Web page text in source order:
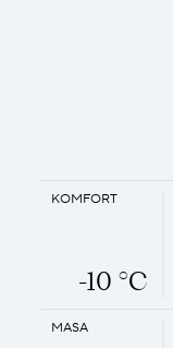
MASA
KOMFORT
-10 °C